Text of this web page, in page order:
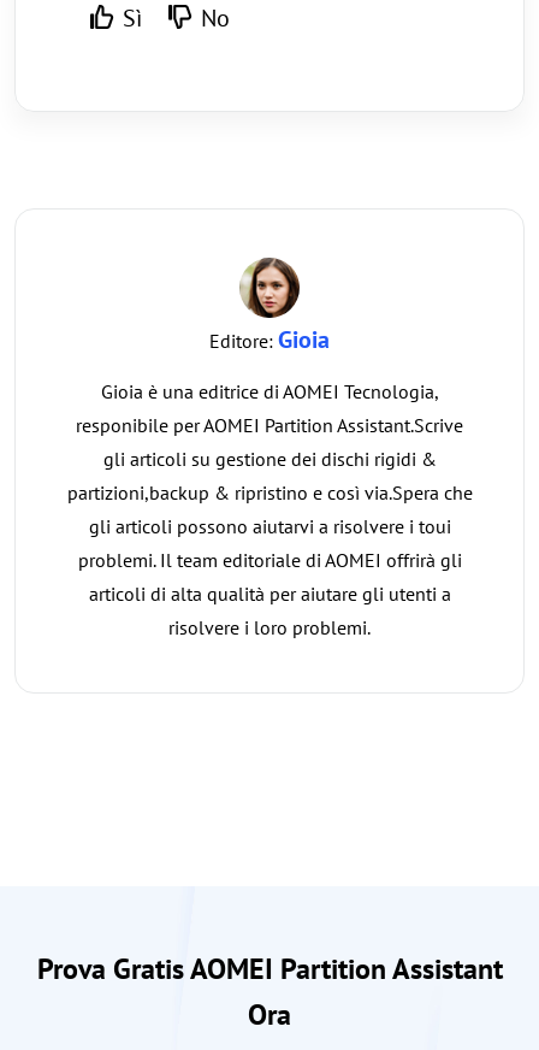
Sì No
Editore: Gioia
Gioia è una editrice di AOMEI Tecnologia,
responibile per AOMEI Partition Assistant.Scrive
gli articoli su gestione dei dischi rigidi &
partizioni,backup & ripristino e così via.Spera che
gli articoli possono aiutarvi a risolvere i toui
problemi. Il team editoriale di AOMEI offrirà gli
articoli di alta qualità per aiutare gli utenti a
risolvere i loro problemi.
Prova Gratis AOMEI Partition Assistant
Ora